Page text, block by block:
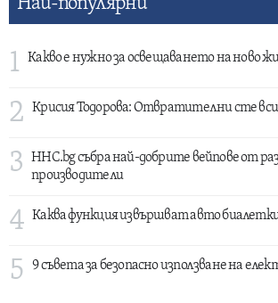
1 Какво е нужно за освещаването на ново
2 Крисия Тодорова: Отвратителни сте
3
HHC.bg събра най-добрите вейпове от
производители
4 Каква функция извършват авто
5 9 съвета за безопасно използване на